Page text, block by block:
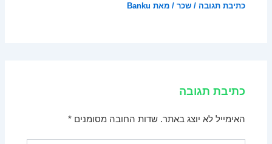
כתיבת תגובה /שכר / מאת Banku
כתיבת תגובה
האימייל לא יוצג באתר. שדות החובה מסומנים*